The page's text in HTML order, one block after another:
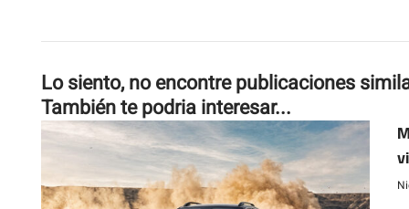
Lo siento, no encontre publicaciones
También te podria interesar...